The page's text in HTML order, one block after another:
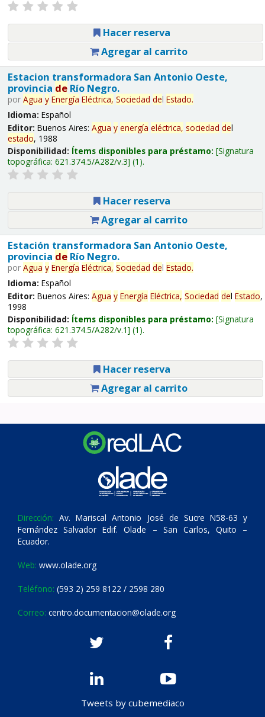
Hacer reserva
Agregar al carrito
Estacion transformadora San Antonio Oeste,
provincia deRío Negro.
por Agua y Energía Eléctrica, Sociedad del Estado.
Idioma: Español
Editor: Buenos Aires: Agua y energía eléctrica, sociedad del
estado, 1988
Disponibilidad: Ítems disponibles para préstamo: Signatura
topográfica: 621.374.5/A282/v.3 (1).
Hacer reserva
Agregar al carrito
Estación transformadora San Antonio Oeste,
provincia deRío Negro.
por Agua y Energía Eléctrica, Sociedad del Estado.
Idioma: Español
Editor: Buenos Aires: Agua y Energía Eléctrica, Sociedad del Estado,
1998
Disponibilidad: Ítems disponibles para préstamo: Signatura
topográfica: 621.374.5/A282/v.1 (1).
Hacer reserva
Agregar al carrito
Dirección: Av. Mariscal Antonio José de Sucre N58-63 y
Fernández Salvador Edif. Olade – San Carlos, Quito –
Ecuador.
Web: www.olade.org
Teléfono: (593 2) 259 8122 / 2598 280
Correo: centro.documentacion@olade.org
Tweets by cubemediaco